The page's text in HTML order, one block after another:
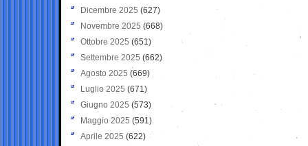
Dicembre 2025 (627)
Novembre 2025 (668)
Ottobre 2025 (651)
Settembre 2025 (662)
Agosto 2025 (669)
Luglio 2025 (671)
Giugno 2025 (573)
Maggio 2025 (591)
Aprile 2025 (622)